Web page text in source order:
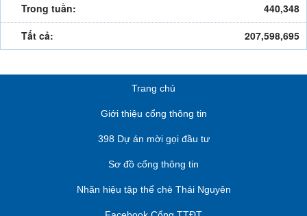
Trong tuần:
440,348
Tất cả:
207,598,695
Trang chủ
Giới thiệu cổng thông tin
398 Dự án mời gọi đầu tư
Sơ đồ cổng thông tin
Nhãn hiệu tập thể chè Thái Nguyên